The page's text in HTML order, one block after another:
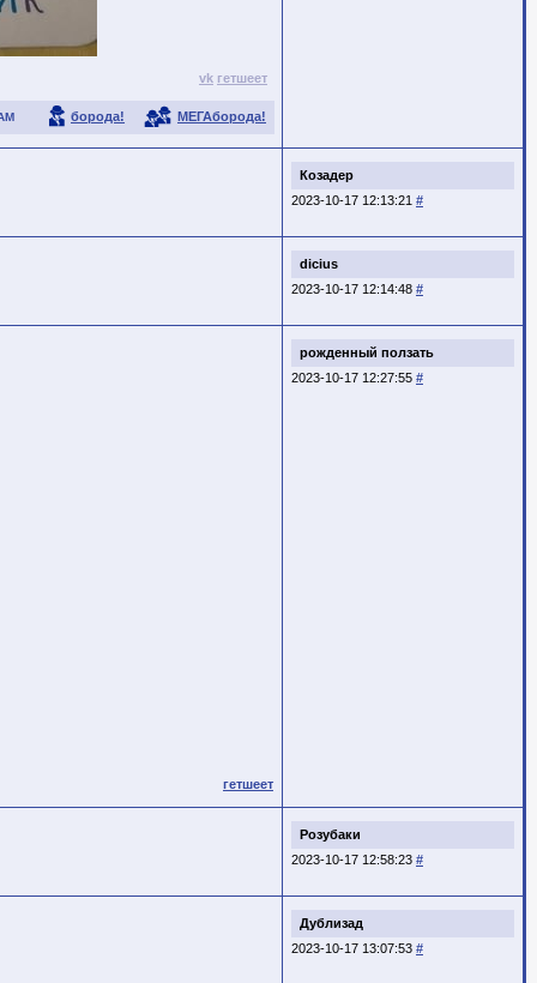
vk гетшеет
борода! МЕГАборода!
Козадер
2023-10-17 12:13:21 #
dicius
2023-10-17 12:14:48 #
рожденный ползать
2023-10-17 12:27:55 #
гетшеет
Розубаки
2023-10-17 12:58:23 #
Дублизад
2023-10-17 13:07:53 #